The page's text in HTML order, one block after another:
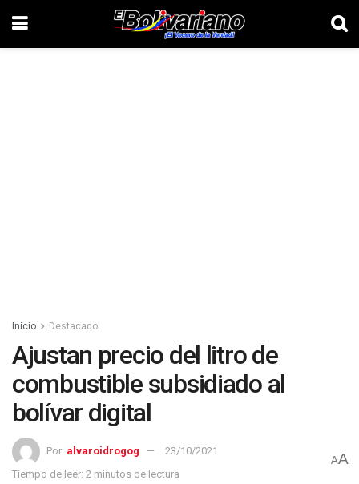
Inicio Destacado
Ajustan precio del litro de
combustible subsidiado al
bolívar digital
Por: alvaroidrogog
23/10/2021
Tiempo de leer: 2 minutos de lectura
AA